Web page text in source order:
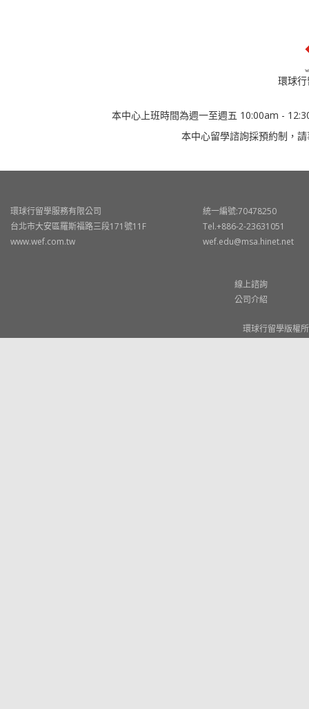
環球
本中心上班時間為週一至週五 10:00am -
本中心留學諮詢採預約制，
環球行留學服務有限公司
台北市大安區羅斯福路三段171號11F
www.wef.com.tw
統一編號:70478250
Tel.+886-2-23631051
wef.edu@msa.hinet.net
線上諮詢
公司介紹
環球行留學版權